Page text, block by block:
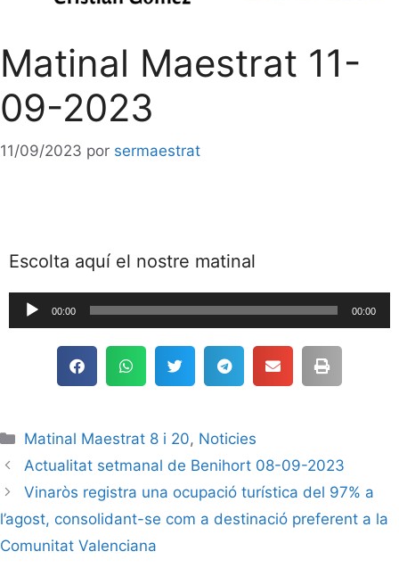
Matinal Maestrat 11-
09-2023
11/09/2023 por sermaestrat
Escolta aquí el nostre matinal
Reproductor
de
00:00 00:00
Matinal Maestrat 8 i 20, Noticies
Actualitat setmanal de Benihort 08-09-2023
Vinaròs registra una ocupació turística del 97% a
l’agost, consolidant-se com a destinació preferent a la
Comunitat Valenciana